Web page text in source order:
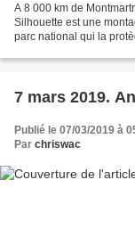
A 8 000 km de
Silhouette est une
parc national qui la
7 mars 2019.
Publié le 07/03/2019 à
Par chriswac